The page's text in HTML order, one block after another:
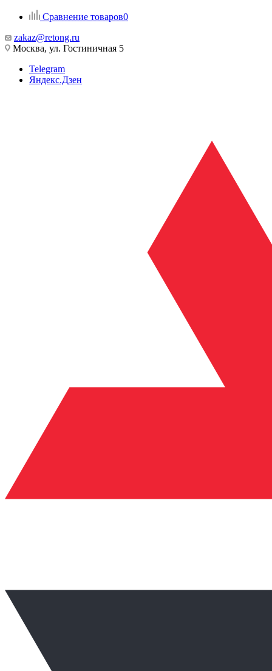
Сравнение товаров0
zakaz@retong.ru
Москва, ул. Гостиничная 5
Telegram
Яндекс.Дзен